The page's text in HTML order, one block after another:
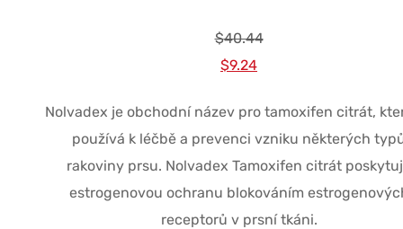
$40.44
Původní
byla:
$40.44.
$9.24Současná
je:
$9.24.
Nolvadex je obchodní název pro tamoxifen citrát,
používá k léčbě a prevenci vzniku některých
rakoviny prsu. Nolvadex Tamoxifen citrát
estrogenovou ochranu blokováním
receptorů v prsní tkáni.